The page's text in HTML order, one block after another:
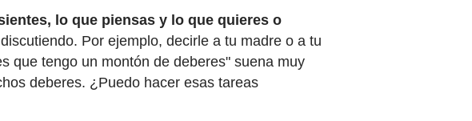
lo que piensas y lo que quieres o
Por ejemplo, decirle a tu madre o a tu
que tengo un montón de deberes" suena muy
deberes. ¿Puedo hacer esas tareas